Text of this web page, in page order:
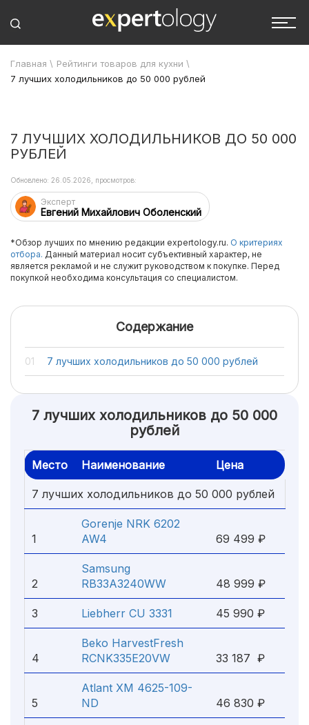
Главная \ Рейтинги товаров для кухни \
7 лучших холодильников до 50 000 рублей
7 ЛУЧШИХ ХОЛОДИЛЬНИКОВ ДО 50 000
РУБЛЕЙ
Эксперт
Евгений Михайлович Оболенский
Обновлено: 26.05.2026, просмотров:
*Обзор лучших по мнению редакции expertology.ru. О критериях
отбора. Данный материал носит субъективный характер, не
является рекламой и не служит руководством к покупке. Перед
покупкой необходима консультация со специалистом.
Содержание
7 лучших холодильников до 50 000 рублей
7 лучших холодильников до 50 000
рублей
Место Наименование Цена
7 лучших холодильников до 50 000 рублей
1
Gorenje NRK 6202
AW4
69 499 ₽
2
Samsung
RB33A3240WW
48 999 ₽
3 Liebherr CU 3331 45 990 ₽
4
Beko HarvestFresh
RCNK335E20VW
33 187 ₽
5
Atlant ХМ 4625-109-
ND
46 830 ₽